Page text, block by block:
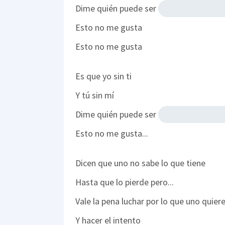
Dime quién puede ser
Esto no me gusta
Esto no me gusta
Es que yo sin ti
Y tú sin mí
Dime quién puede ser
Esto no me gusta...
Dicen que uno no sabe lo que tiene
Hasta que lo pierde pero...
Vale la pena luchar por lo que uno quiere
Y hacer el intento